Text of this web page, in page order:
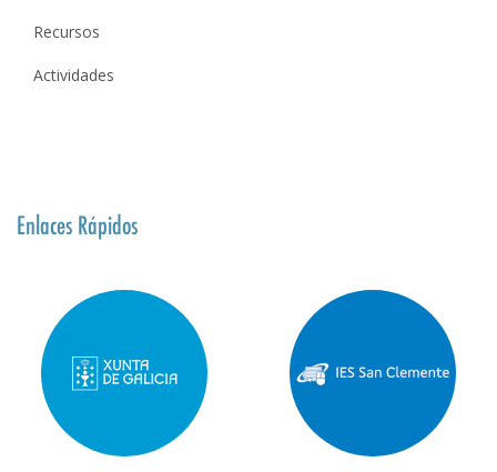
Recursos
Actividades
Enlaces Rápidos